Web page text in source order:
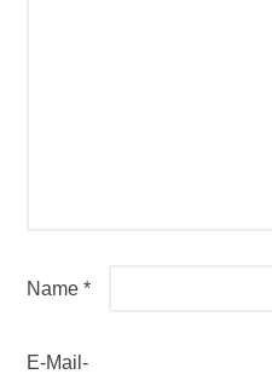
Name*
E-Mail-